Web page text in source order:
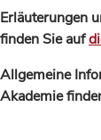
Erläuterungen
finden Sie auf
Allgemeine
Akademie